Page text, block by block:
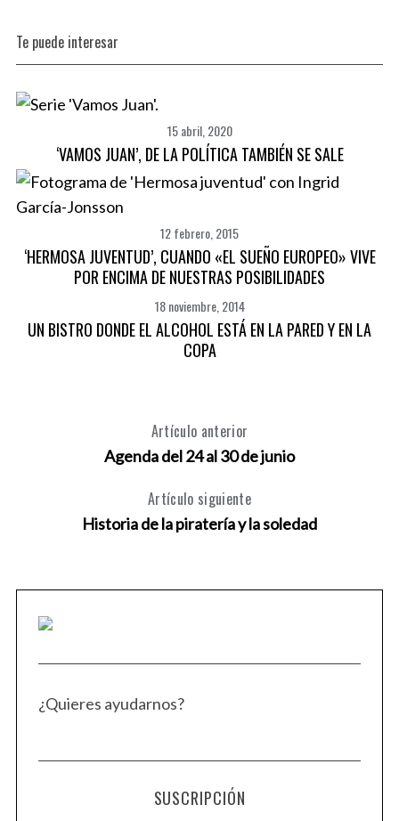
Te puede interesar
15 abril, 2020
‘VAMOS JUAN’, DE LA POLÍTICA TAMBIÉN SE SALE
12 febrero, 2015
‘HERMOSA JUVENTUD’, CUANDO «EL SUEÑO EUROPEO» VIVE
POR ENCIMA DE NUESTRAS POSIBILIDADES
18 noviembre, 2014
UN BISTRO DONDE EL ALCOHOL ESTÁ EN LA PARED Y EN LA
COPA
Artículo anterior
Agenda del 24 al 30 de junio
Artículo siguiente
Historia de la piratería y la soledad
¿Quieres ayudarnos?
SUSCRIPCIÓN